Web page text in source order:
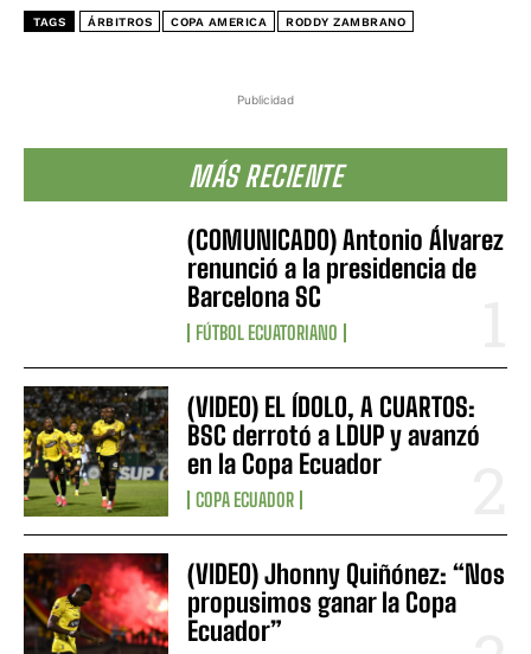
Publicidad
MÁS RECIENTE
(COMUNICADO) Antonio Álvarez
renunció a la presidencia de
Barcelona SC
FÚTBOL ECUATORIANO
(VIDEO) EL ÍDOLO, A CUARTOS:
BSC derrotó a LDUP y avanzó
en la Copa Ecuador
COPA ECUADOR
(VIDEO) Jhonny Quiñónez: “Nos
propusimos ganar la Copa
Ecuador”
TAGS ÁRBITROS COPA AMERICA RODDY ZAMBRANO